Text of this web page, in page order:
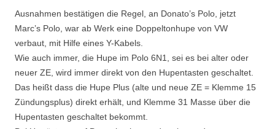
Ausnahmen bestätigen die Regel, an Donato’s Polo, jetzt
Marc’s Polo, war ab Werk eine Doppeltonhupe von VW
verbaut, mit Hilfe eines Y-Kabels.
Wie auch immer, die Hupe im Polo 6N1, sei es bei alter oder
neuer ZE, wird immer direkt von den Hupentasten geschaltet.
Das heißt dass die Hupe Plus (alte und neue ZE = Klemme 15
Zündungsplus) direkt erhält, und Klemme 31 Masse über die
Hupentasten geschaltet bekommt.